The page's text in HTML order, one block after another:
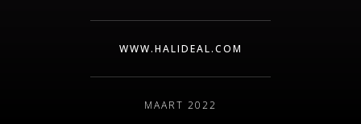
WWW.HALIDEAL.COM
MAART 2022